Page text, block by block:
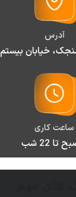
آدرس
خیابان بیستم
ساعت کاری